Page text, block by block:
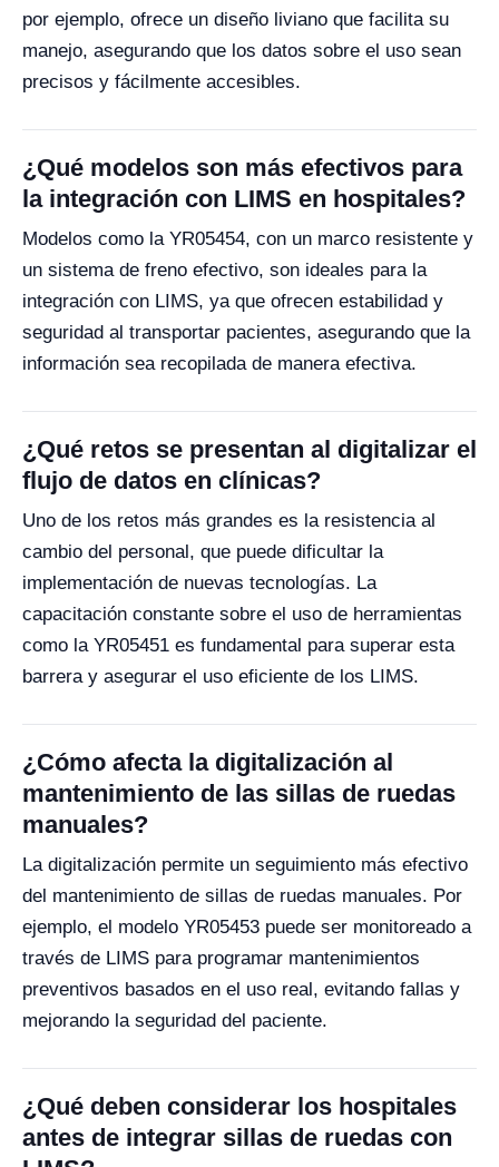
por ejemplo, ofrece un diseño liviano que facilita su
manejo, asegurando que los datos sobre el uso sean
precisos y fácilmente accesibles.
¿Qué modelos son más efectivos para
la integración con LIMS en hospitales?
Modelos como la YR05454, con un marco resistente y
un sistema de freno efectivo, son ideales para la
integración con LIMS, ya que ofrecen estabilidad y
seguridad al transportar pacientes, asegurando que la
información sea recopilada de manera efectiva.
¿Qué retos se presentan al digitalizar el
flujo de datos en clínicas?
Uno de los retos más grandes es la resistencia al
cambio del personal, que puede dificultar la
implementación de nuevas tecnologías. La
capacitación constante sobre el uso de herramientas
como la YR05451 es fundamental para superar esta
barrera y asegurar el uso eficiente de los LIMS.
¿Cómo afecta la digitalización al
mantenimiento de las sillas de ruedas
manuales?
La digitalización permite un seguimiento más efectivo
del mantenimiento de sillas de ruedas manuales. Por
ejemplo, el modelo YR05453 puede ser monitoreado a
través de LIMS para programar mantenimientos
preventivos basados en el uso real, evitando fallas y
mejorando la seguridad del paciente.
¿Qué deben considerar los hospitales
antes de integrar sillas de ruedas con